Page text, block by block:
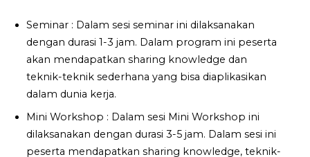
Seminar : Dalam sesi seminar ini dilaksanakan
dengan durasi 1-3 jam. Dalam program ini peserta
akan mendapatkan sharing knowledge dan
teknik-teknik sederhana yang bisa diaplikasikan
dalam dunia kerja.
Mini Workshop : Dalam sesi Mini Workshop ini
dilaksanakan dengan durasi 3-5 jam. Dalam sesi ini
peserta mendapatkan sharing knowledge, teknik-